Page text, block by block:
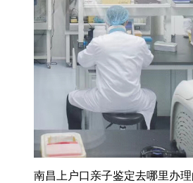
南昌上户口亲子鉴定去哪里办